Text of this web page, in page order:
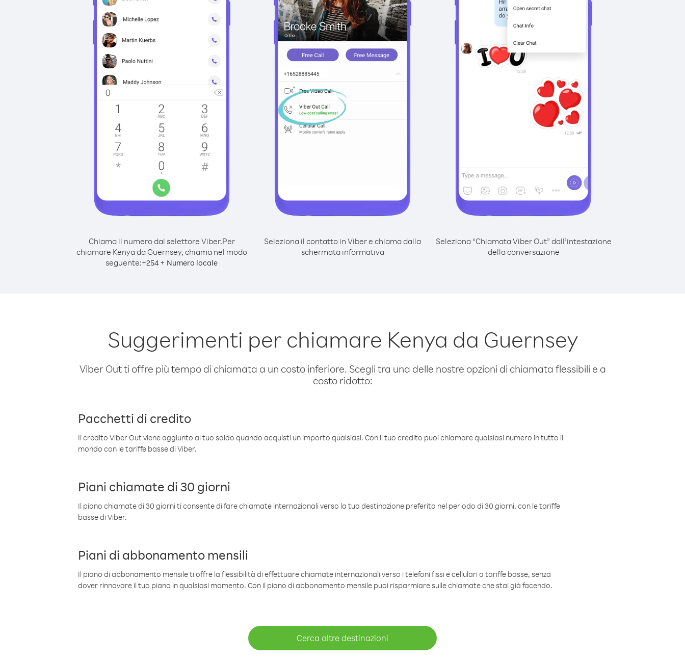
Chiama il numero dal selettore Viber.Per
chiamare Kenya da Guernsey, chiama nel modo
seguente:+254 + Numero locale
Seleziona il contatto in Viber e chiama dalla
schermata informativa
Seleziona “Chiamata Viber Out” dall’intestazione
della conversazione
Suggerimenti per chiamare Kenya da Guernsey
Viber Out ti offre più tempo di chiamata a un costo inferiore. Scegli tra una delle nostre opzioni di chiamata flessibili e a
costo ridotto:
Pacchetti di credito
Il credito Viber Out viene aggiunto al tuo saldo quando acquisti un importo qualsiasi. Con il tuo credito puoi chiamare qualsiasi numero in tutto il
mondo con le tariffe basse di Viber.
Piani chiamate di 30 giorni
Il piano chiamate di 30 giorni ti consente di fare chiamate internazionali verso la tua destinazione preferita nel periodo di 30 giorni, con le tariffe
basse di Viber.
Piani di abbonamento mensili
Il piano di abbonamento mensile ti offre la flessibilità di effettuare chiamate internazionali verso i telefoni fissi e cellulari a tariffe basse, senza
dover rinnovare il tuo piano in qualsiasi momento. Con il piano di abbonamento mensile puoi risparmiare sulle chiamate che stai già facendo.
Cerca altre destinazioni